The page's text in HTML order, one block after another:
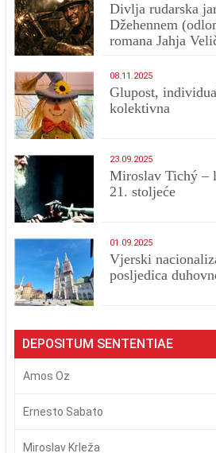
Divlja rudarska
Džehennem
romana Jahja
08.11.2025
Glupost,
kolektivna
23.09.2025
Miroslav Tichý –
21. stoljeće
01.09.2025
​Vjerski
posljedica
DEPOSITUM SENTENTIAE
Amos Oz
Ernesto Sabato
Miroslav Krleža